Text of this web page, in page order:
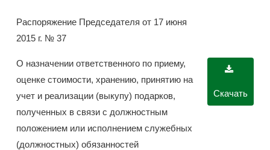
Распоряжение Председателя от 17 июня
2015 г. № 37
О назначении ответственного по приему,
оценке стоимости, хранению, принятию на
учет и реализации (выкупу) подарков,
полученных в связи с должностным
положением или исполнением служебных
(должностных) обязанностей
Скачать